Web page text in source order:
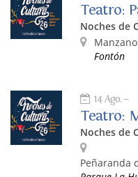
Teatro:
Noches de
Fontón
14 Ago.
Teatro:
Noches de
Peñaranda